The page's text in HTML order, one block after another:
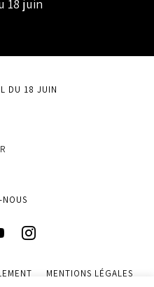
18 juin
DU 18 JUIN
MENTIONS LÉGALES